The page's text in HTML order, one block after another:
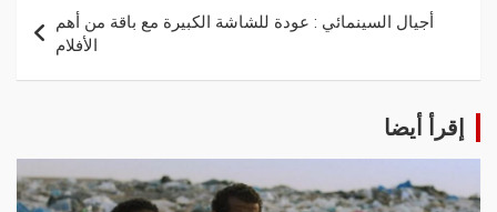
أجيال السينمائي : عودة للشاشة الكبيرة مع باقة من أهم
الأفلام
إقرأ أيضا